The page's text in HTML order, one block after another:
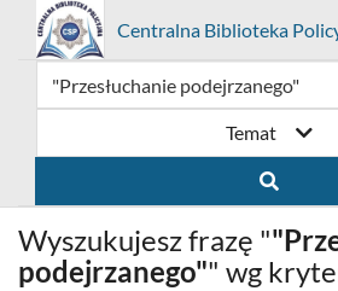
Menu
główne
Wyszukiwarka
Treść
główna
Prolib
Integro
-
strona
główna
Centralna Biblioteka
Temat
Wyszukujesz frazę "
podejrzanego"" wg